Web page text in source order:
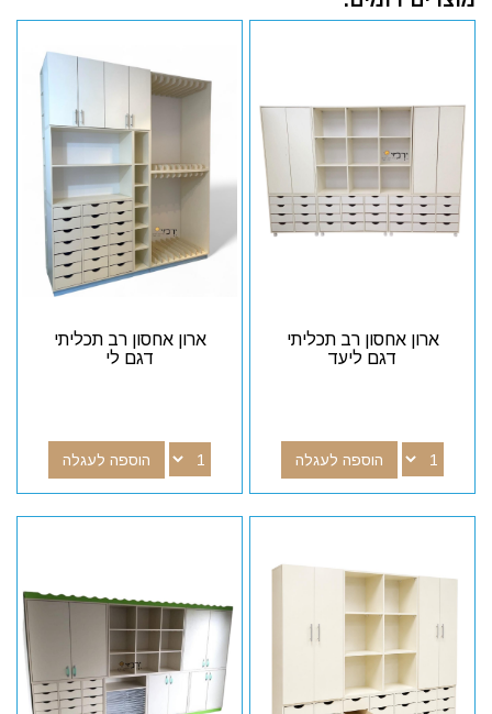
ארון אחסון רב תכליתי
דגם ליעד
הוספה לעגלה
ארון אחסון רב תכליתי
דגם לי
הוספה לעגלה